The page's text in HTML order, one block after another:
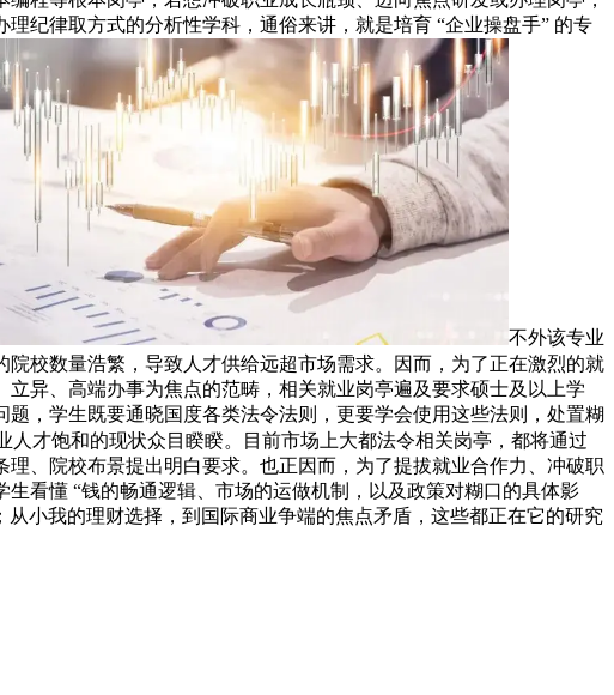
纪律取方式的分析性学科，通俗来讲，就是培育 “企业操盘手” 的专
不外该专业
校数量浩繁，导致人才供给远超市场需求。因而，为了正在激烈的就
异、高端办事为焦点的范畴，相关就业岗亭遍及要求硕士及以上学
，学生既要通晓国度各类法令法则，更要学会使用这些法则，处置糊
人才饱和的现状众目睽睽。目前市场上大都法令相关岗亭，都将通过
、院校布景提出明白要求。也正因而，为了提拔就业合作力、冲破职
看懂 “钱的畅通逻辑、市场的运做机制，以及政策对糊口的具体影
小我的理财选择，到国际商业争端的焦点矛盾，这些都正在它的研究